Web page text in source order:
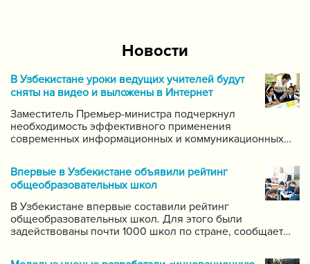
Новости
В Узбекистане уроки ведущих учителей будут
сняты на видео и выложены в Интернет
Заместитель Премьер-министра подчеркнул
необходимость эффективного применения
современных информационных и коммуникационных
систему для размещения в интернете видео-уроков
самых ведущих учителей по каждому предмету.
Впервые в Узбекистане объявили рейтинг
общеобразовательных школ
В Узбекистане впервые составили рейтинг
общеобразовательных школ. Для этого были
задействованы почти 1000 школ по стране, сообщает
за качеством образования при Кабинете Министров